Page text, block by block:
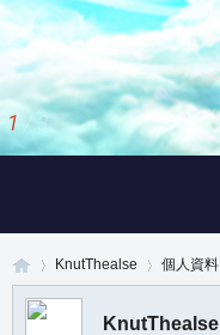
1 / 3
KnutThealse 個人資料
KnutThealse